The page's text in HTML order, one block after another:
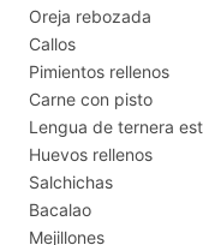
Oreja rebozada
Callos
Pimientos rellenos
Carne con pisto
Lengua de ternera
Huevos rellenos
Salchichas
Bacalao
Mejillones